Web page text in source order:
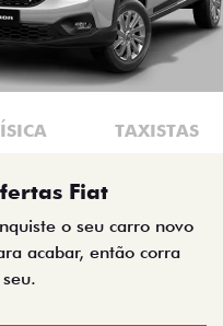
TAXISTAS
Fiat
o seu carro novo
acabar, então corra